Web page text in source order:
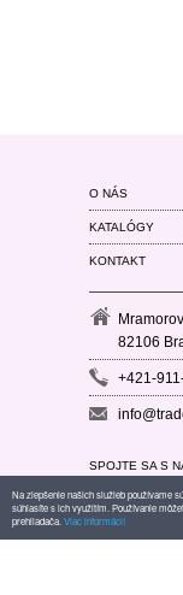
Na zlepšenie našich služieb používame
súhlasíte s ich využitím. Používanie
prehliadača. Viac informácií
O NÁS
KATALÓGY
KONTAKT
82106
+421-
SPOJTE SA S